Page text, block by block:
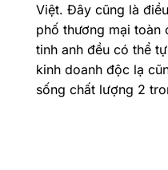
Việt. Đây cũng là
phố thương mại toàn
tinh anh đều có thể
kinh doanh độc lạ
sống chất lượng 2